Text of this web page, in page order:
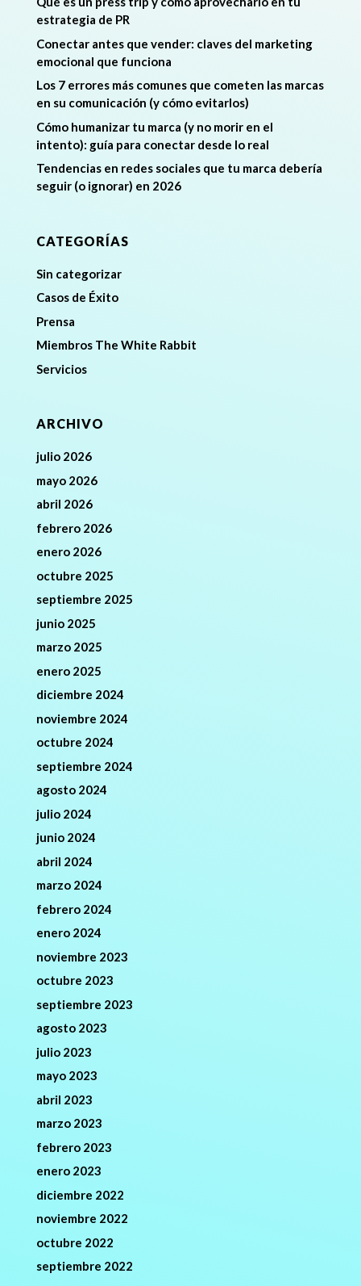
estrategia de PR
Conectar antes que vender: claves del marketing
emocional que funciona
Los 7 errores más comunes que cometen las marcas
en su comunicación (y cómo evitarlos)
Cómo humanizar tu marca (y no morir en el
intento): guía para conectar desde lo real
Tendencias en redes sociales que tu marca debería
seguir (o ignorar) en 2026
CATEGORÍAS
Sin categorizar
Casos de Éxito
Prensa
Miembros The White Rabbit
Servicios
ARCHIVO
julio 2026
mayo 2026
abril 2026
febrero 2026
enero 2026
octubre 2025
septiembre 2025
junio 2025
marzo 2025
enero 2025
diciembre 2024
noviembre 2024
octubre 2024
septiembre 2024
agosto 2024
julio 2024
junio 2024
abril 2024
marzo 2024
febrero 2024
enero 2024
noviembre 2023
octubre 2023
septiembre 2023
agosto 2023
julio 2023
mayo 2023
abril 2023
marzo 2023
febrero 2023
enero 2023
diciembre 2022
noviembre 2022
octubre 2022
septiembre 2022